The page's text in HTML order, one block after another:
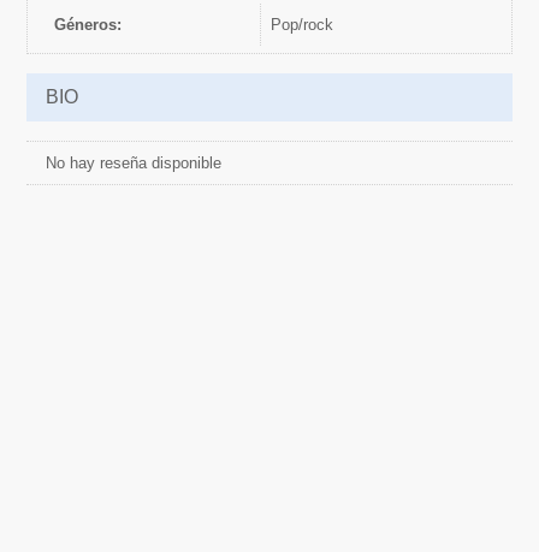
Géneros: pop/rock
BIO
No hay reseña disponible